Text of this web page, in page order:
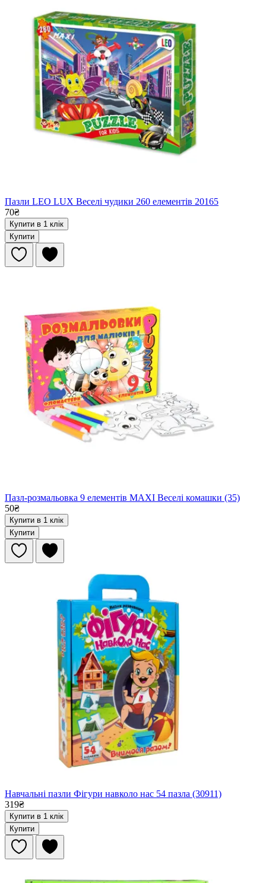
Пазли LEO LUX Веселі чудики 260 елементів 20165
70₴
Купити в 1 клік
Купити
Пазл-розмальовка 9 елементів MAXI Веселі комашки (35)
50₴
Купити в 1 клік
Купити
Навчальні пазли Фігури навколо нас 54 пазла (30911)
319₴
Купити в 1 клік
Купити